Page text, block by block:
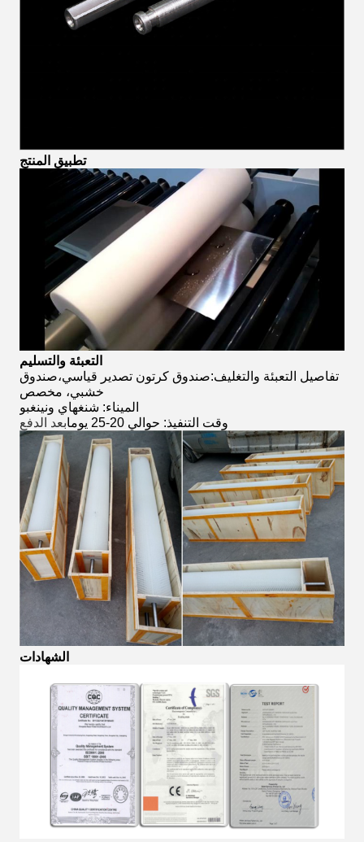
تطبيق المنتج
التعبئة والتسليم
تفاصيل التعبئة والتغليف:صندوق كرتون تصدير قياسي،صندوق
خشبي، مخصص
الميناء: شنغهاي ونينغبو
وقت التنفيذ: حوالي 20-25 يوما
بعد الدفع
الشهادات